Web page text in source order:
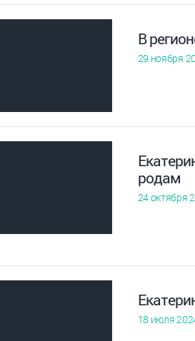
В
29 ноября
родам
24 октября
18 июля